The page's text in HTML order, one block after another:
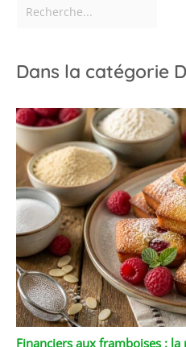
au
Dans la catégorie
Financiers aux framboises :